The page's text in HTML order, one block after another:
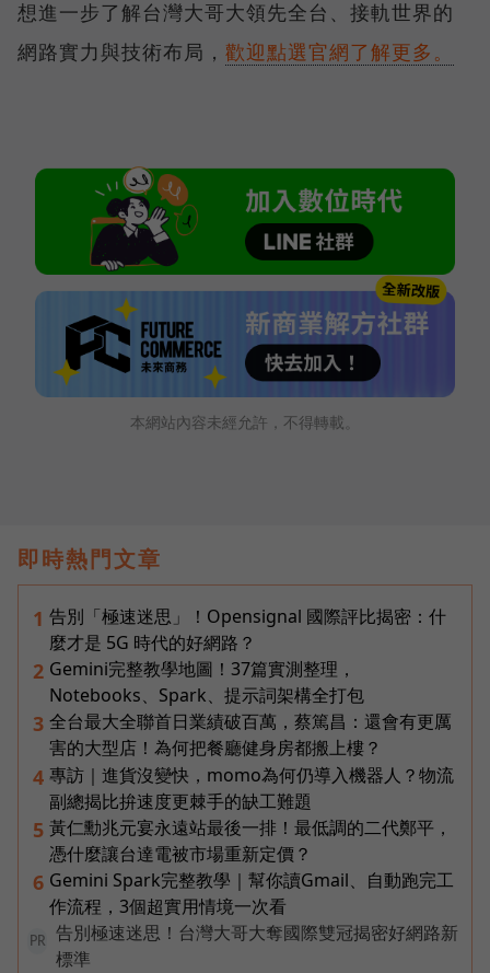
想進一步了解台灣大哥大領先全台、接軌世界的
網路實力與技術布局， 歡迎點選官網了解更多。
本網站內容未經允許，不得轉載。
即時熱門文章
1 告別「極速迷思」！Opensignal 國際評比揭密：什
麼才是 5G 時代的好網路？
2 Gemini完整教學地圖！37篇實測整理，
Notebooks、Spark、提示詞架構全打包
3 全台最大全聯首日業績破百萬，蔡篤昌：還會有更厲
害的大型店！為何把餐廳健身房都搬上樓？
4 專訪｜進貨沒變快，momo為何仍導入機器人？物流
副總揭比拚速度更棘手的缺工難題
5 黃仁勳兆元宴永遠站最後一排！最低調的二代鄭平，
憑什麼讓台達電被市場重新定價？
6 Gemini Spark完整教學｜幫你讀Gmail、自動跑完工
作流程，3個超實用情境一次看
PR
告別極速迷思！台灣大哥大奪國際雙冠揭密好網路新
標準